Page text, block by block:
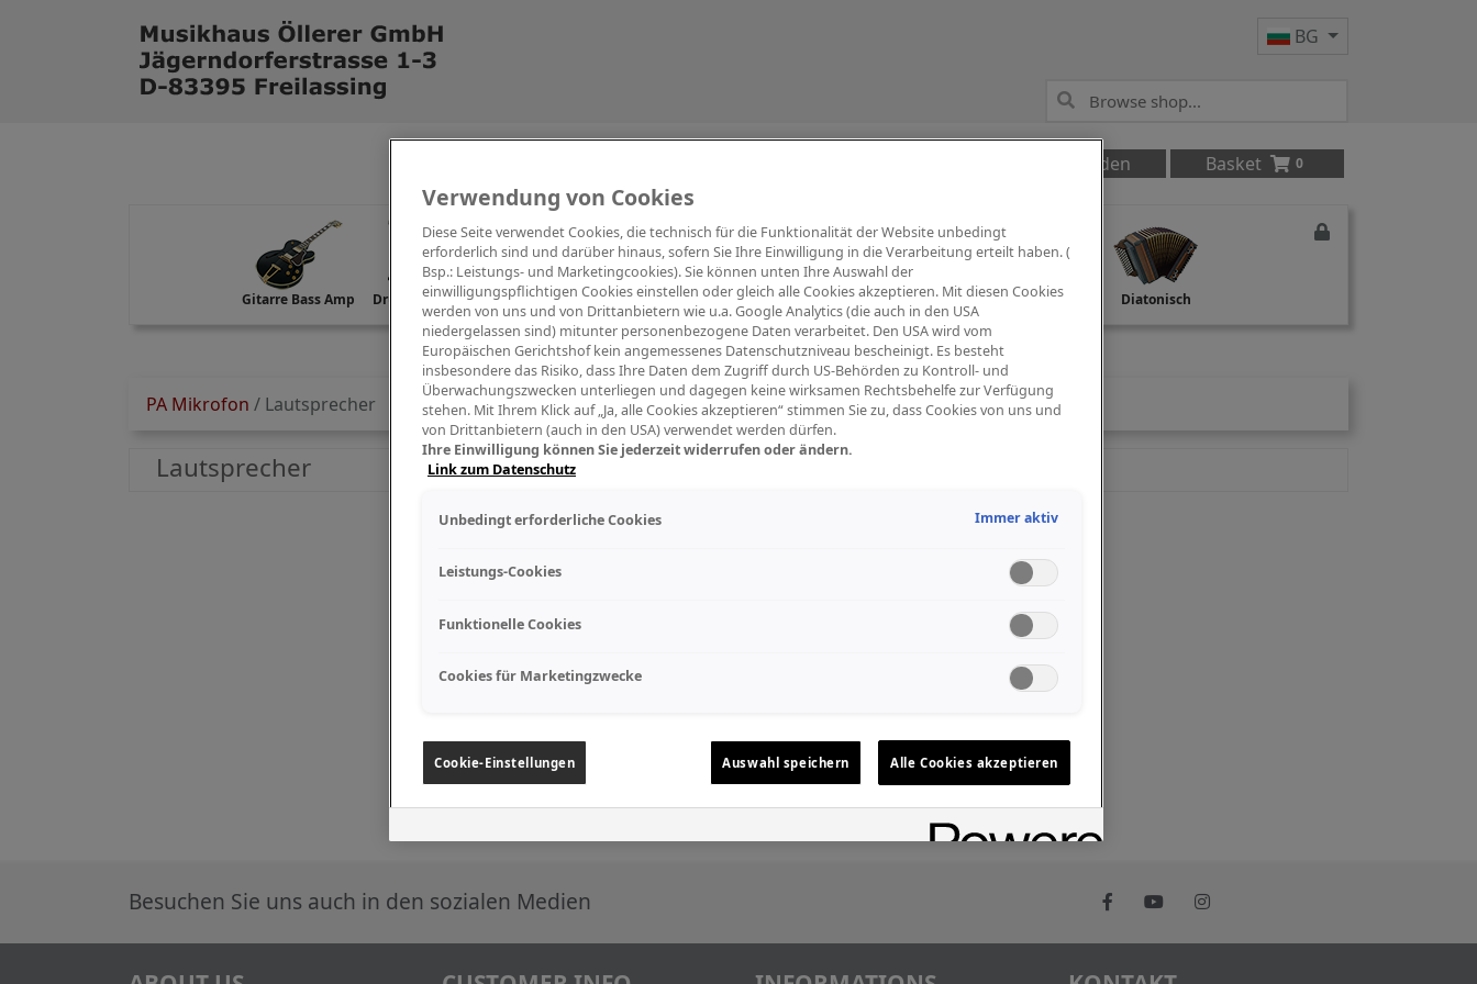
BG
Anmelden Basket 0
Gitarre Bass Amp Drums Percussion Digitalpiano Keys Blasinstrumente Orchester PA Mikrofon Studio Recording Diatonisch
PA Mikrofon / Lautsprecher
Lautsprecher
Besuchen Sie uns auch in den sozialen Medien
Verwendung von Cookies
Diese Seite verwendet Cookies, die technisch für die Funktionalität der Website unbedingt
erforderlich sind und darüber hinaus, sofern Sie Ihre Einwilligung in die Verarbeitung erteilt haben. (
Bsp.: Leistungs- und Marketingcookies). Sie können unten Ihre Auswahl der
einwilligungspflichtigen Cookies einstellen oder gleich alle Cookies akzeptieren. Mit diesen Cookies
werden von uns und von Drittanbietern wie u.a. Google Analytics (die auch in den USA
niedergelassen sind) mitunter personenbezogene Daten verarbeitet. Den USA wird vom
Europäischen Gerichtshof kein angemessenes Datenschutzniveau bescheinigt. Es besteht
insbesondere das Risiko, dass Ihre Daten dem Zugriff durch US-Behörden zu Kontroll- und
Überwachungszwecken unterliegen und dagegen keine wirksamen Rechtsbehelfe zur Verfügung
stehen. Mit Ihrem Klick auf „Ja, alle Cookies akzeptieren“ stimmen Sie zu, dass Cookies von uns und
von Drittanbietern (auch in den USA) verwendet werden dürfen.
Ihre Einwilligung können Sie jederzeit widerrufen oder ändern.
Link zum Datenschutz
Unbedingt erforderliche Cookies Immer aktiv
Leistungs-Cookies
Funktionelle Cookies
Cookies für Marketingzwecke
Cookie-Einstellungen Auswahl speichern Alle Cookies akzeptieren